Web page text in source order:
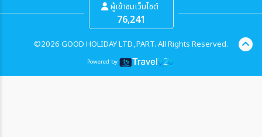
ผู้เข้าชมเว็บไซต์
76,241
©2026 GOOD HOLIDAY LTD.,PART. All Rights Reserved.
Powered by